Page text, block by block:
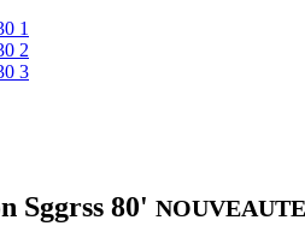
Sggrss 80' NOUVEAUTE